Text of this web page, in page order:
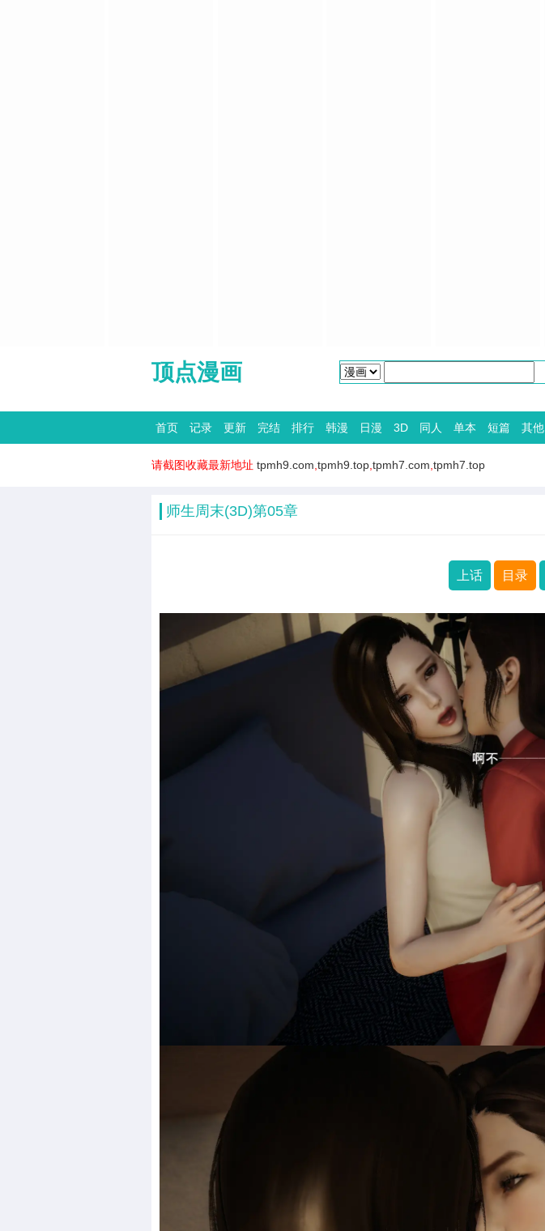
顶点漫画
首页 记录 更新 完结 排行 韩漫 日漫 3D 同人 单本 短篇 其他
请截图收藏最新地址 tpmh9.com tpmh9.top tpmh7.com tpmh7.top
师生周末(3D)第05章
上话 目录